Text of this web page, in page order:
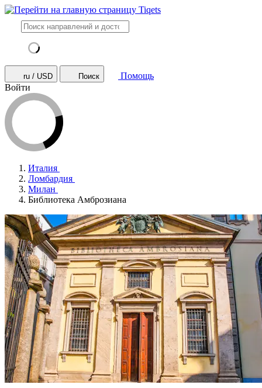
ru / USD Поиск
Помощь
Войти
Италия
Ломбардия
Милан
Библиотека Амброзиана